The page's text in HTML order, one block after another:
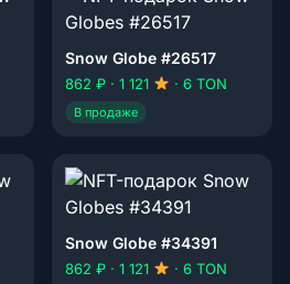
Snow Globe #26517
862 ₽ · 1 121 · 6 TON
В продаже
Snow Globe #34391
862 ₽ · 1 121 · 6 TON